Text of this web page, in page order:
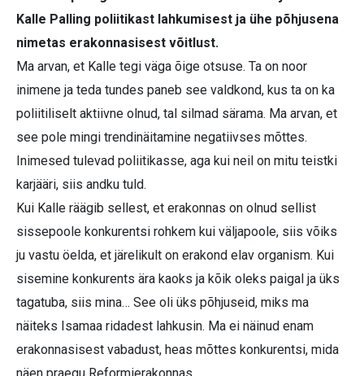
Kalle Palling poliitikast lahkumisest ja ühe põhjusena
nimetas erakonnasisest võitlust.
Ma arvan, et Kalle tegi väga õige otsuse. Ta on noor
inimene ja teda tundes paneb see valdkond, kus ta on ka
poliitiliselt aktiivne olnud, tal silmad särama. Ma arvan, et
see pole mingi trendinäitamine negatiivses mõttes.
Inimesed tulevad poliitikasse, aga kui neil on mitu teistki
karjääri, siis andku tuld.
Kui Kalle räägib sellest, et erakonnas on olnud sellist
sissepoole konkurentsi rohkem kui väljapoole, siis võiks
ju vastu öelda, et järelikult on erakond elav organism. Kui
sisemine konkurents ära kaoks ja kõik oleks paigal ja üks
tagatuba, siis mina… See oli üks põhjuseid, miks ma
näiteks Isamaa ridadest lahkusin. Ma ei näinud enam
erakonnasisest vabadust, heas mõttes konkurentsi, mida